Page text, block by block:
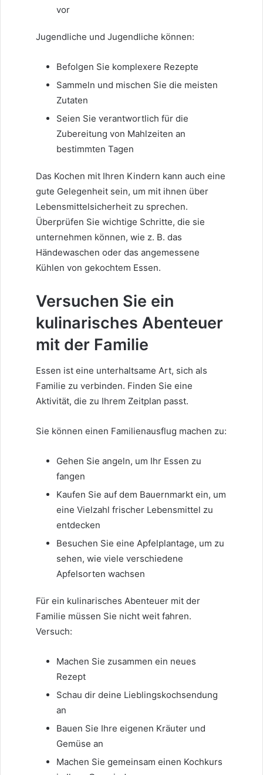
vor
Jugendliche und Jugendliche können:
Befolgen Sie komplexere Rezepte
Sammeln und mischen Sie die meisten
Zutaten
Seien Sie verantwortlich für die
Zubereitung von Mahlzeiten an
bestimmten Tagen
Das Kochen mit Ihren Kindern kann auch eine
gute Gelegenheit sein, um mit ihnen über
Lebensmittelsicherheit zu sprechen.
Überprüfen Sie wichtige Schritte, die sie
unternehmen können, wie z. B. das
Händewaschen oder das angemessene
Kühlen von gekochtem Essen.
Versuchen Sie ein
kulinarisches Abenteuer
mit der Familie
Essen ist eine unterhaltsame Art, sich als
Familie zu verbinden. Finden Sie eine
Aktivität, die zu Ihrem Zeitplan passt.
Sie können einen Familienausflug machen zu:
Gehen Sie angeln, um Ihr Essen zu
fangen
Kaufen Sie auf dem Bauernmarkt ein, um
eine Vielzahl frischer Lebensmittel zu
entdecken
Besuchen Sie eine Apfelplantage, um zu
sehen, wie viele verschiedene
Apfelsorten wachsen
Für ein kulinarisches Abenteuer mit der
Familie müssen Sie nicht weit fahren.
Versuch:
Machen Sie zusammen ein neues
Rezept
Schau dir deine Lieblingskochsendung
an
Bauen Sie Ihre eigenen Kräuter und
Gemüse an
Machen Sie gemeinsam einen Kochkurs